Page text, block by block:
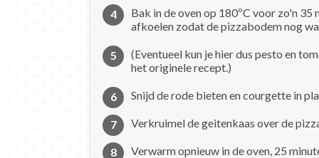
Bak in de oven op 180ºC voor zo'n
afkoelen zodat de pizzabodem nog
(Eventueel kun je hier dus pesto en
het originele recept.)
Snijd de rode bieten en courgette in
Verkruimel de geitenkaas over de
Verwarm opnieuw in de oven, 25